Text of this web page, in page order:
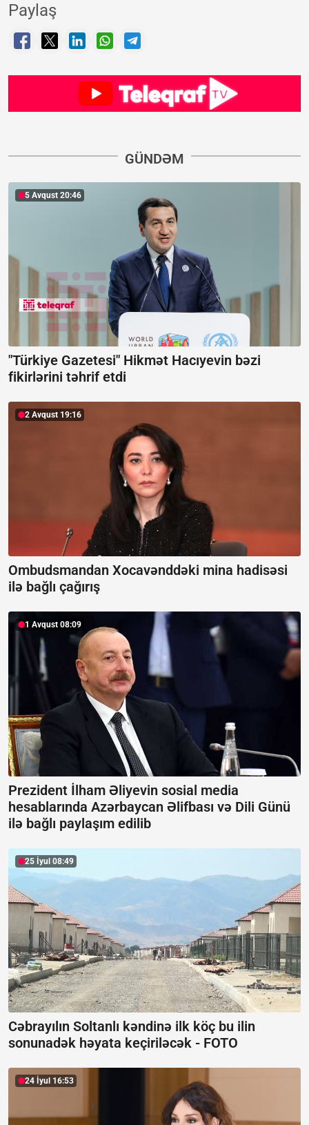
Paylaş
GÜNDƏM
5 Avqust 20:46
"Türkiye Gazetesi" Hikmət Hacıyevin bəzi
fikirlərini təhrif etdi
2 Avqust 19:16
Ombudsmandan Xocavənddəki mina hadisəsi
ilə bağlı çağırış
1 Avqust 08:09
Prezident İlham Əliyevin sosial media
hesablarında Azərbaycan Əlifbası və Dili Günü
ilə bağlı paylaşım edilib
25 İyul 08:49
Cəbrayılın Soltanlı kəndinə ilk köç bu ilin
sonunadək həyata keçiriləcək - FOTO
24 İyul 16:53